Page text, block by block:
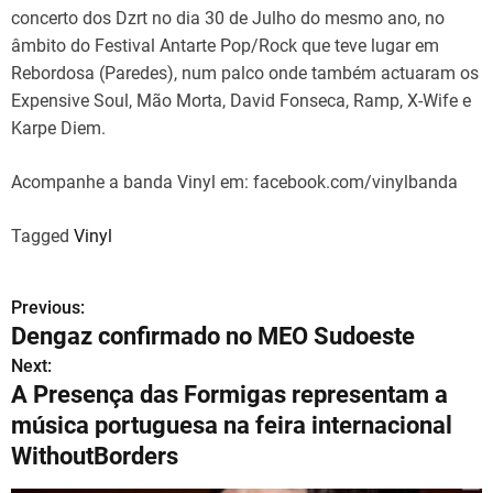
concerto dos Dzrt no dia 30 de Julho do mesmo ano, no
âmbito do Festival Antarte Pop/Rock que teve lugar em
Rebordosa (Paredes), num palco onde também actuaram os
Expensive Soul, Mão Morta, David Fonseca, Ramp, X-Wife e
Karpe Diem.
Acompanhe a banda Vinyl em: facebook.com/vinylbanda
Tagged Vinyl
N
a
v
e
g
Previous:
Dengaz confirmado no MEO Sudoeste
Next:
A Presença das Formigas representam a
música portuguesa na feira internacional
WithoutBorders